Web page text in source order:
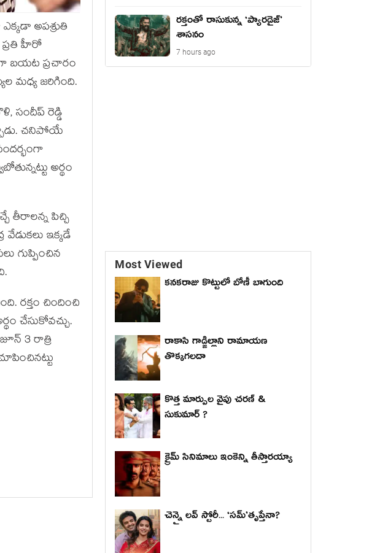
అపశ్రుతి
ప్రతి హీరో
బయట ప్రచారం
మధ్య జరిగింది.
సందీప్ రెడ్డి
చనిపోయే
అర్థం
తీరాలన్న పిచ్చి
ఇక్కడే
గుప్పించిన
రక్తం చిందించి
చేసుకోవచ్చు.
3 రాత్రి
రక్తంతో రాసుకున్న ‘ప్యారడైజ్’
శాసనం
7 hours ago
Most Viewed
కనకరాజు కొట్టులో బోణీ బాగుంది
రాకాసి గాడ్జిల్లాని రామాయణ
తొక్కగలదా
కొత్త మార్పుల వైపు చరణ్ &
సుకుమార్ ?
క్రైమ్ సినిమాలు ఇంకెన్ని తీస్తారయ్యా
చెన్నై లవ్ స్టోరీ... ‘సమ్’తృప్తేనా?